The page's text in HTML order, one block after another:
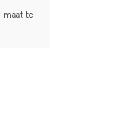
maat te